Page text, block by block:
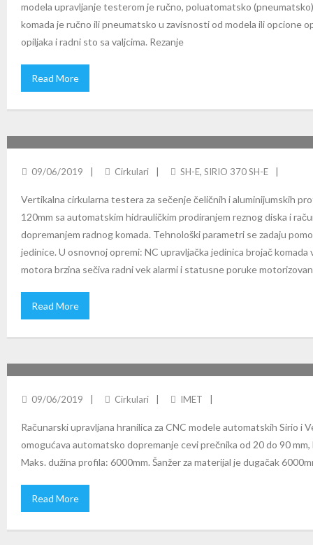
modela upravljanje testerom je ručno, poluatomatsko
komada je ručno ili pneumatsko u zavisnosti od modela ili opcione
opiljaka i radni sto sa valjcima. Rezanje
Read More
09/06/2019 Cirkulari SH-E, SIRIO 370 SH-E
Vertikalna cirkularna testera za sečenje čeličnih i aluminijumskih
120mm sa automatskim hidrauličkim prodiranjem reznog diska i
dopremanjem radnog komada. Tehnološki parametri se zadaju
jedinice. U osnovnoj opremi: NC upravljačka jedinica brojač
motora brzina sečiva radni vek alarmi i statusne poruke
Read More
09/06/2019 Cirkulari IMET
Računarski upravljana hranilica za CNC modele automatskih Sirio i
omogućava automatsko dopremanje cevi prečnika od 20 do 90
Maks. dužina profila: 6000mm. Šanžer za materijal je dugačak
Read More